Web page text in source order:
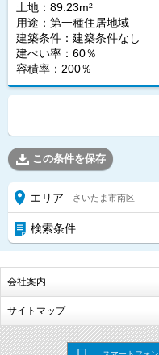
土地：89.23m²
用途：第一種住居地域
建築条件： 建築条件なし
建ぺい率：60％
容積率：200％
この条件を保存
エリア さいたま市南区
検索条件
会社案内
サイトマップ